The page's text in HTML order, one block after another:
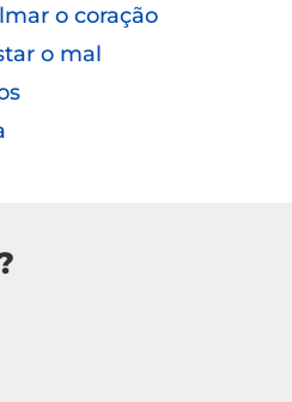
o coração
o mal